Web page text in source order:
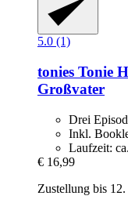
5.0 (1)
tonies Tonie
Großvater
Drei
Inkl.
Laufzeit:
€ 16,99
Zustellung bis